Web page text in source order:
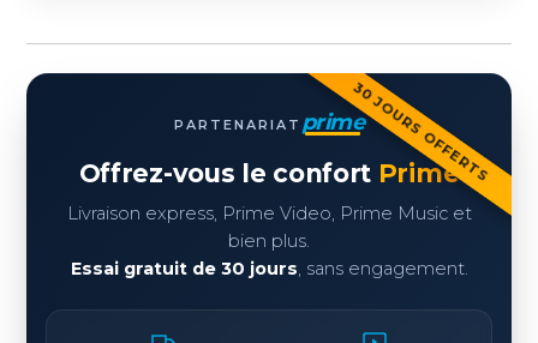
30 JOURS OFFERTS
PARTENARIAT prime
Offrez-vous le confort Prime
Livraison express, Prime Video, Prime Music et
bien plus.
Essai gratuit de 30 jours, sans engagement.